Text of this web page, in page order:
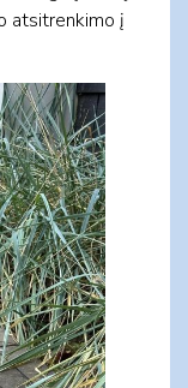
atsitrenkimo į